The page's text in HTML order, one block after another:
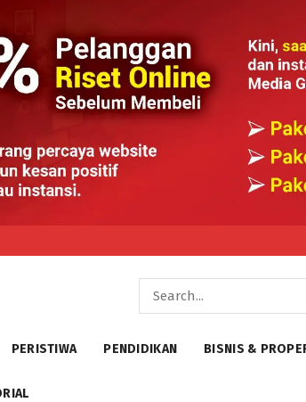
PERISTIWA PENDIDIKAN BISNIS &